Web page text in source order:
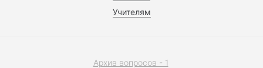
Учителям
Архив вопросов - 1